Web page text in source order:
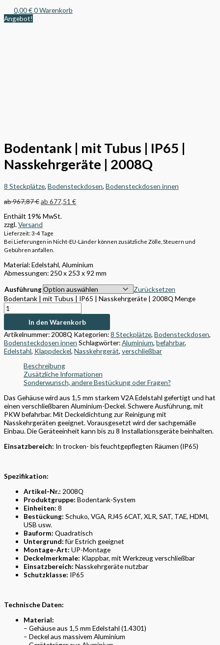
0,00€0Warenkorb
Angebot!
Bodentank | mit Tubus | IP65 |
Nasskehrgeräte | 2008Q
8 Steckplätze, Bodensteckdosen, Bodensteckdosen innen
ab967,87€ab 677,51 €
Enthält 19% MwSt.
zzgl.Versand
Lieferzeit: 3-4 Tage
Bei Lieferungen in Nicht-EU-Länder können zusätzliche Zölle, Steuern und
Gebühren anfallen.
Material:Edelstahl, Aluminium
Abmessungen: 250 x 253 x 92 mm
Ausführung
Zurücksetzen
Bodentank | mit Tubus | IP65 | Nasskehrgeräte | 2008Q Menge
In den Warenkorb
Artikelnummer: 2008Q Kategorien:8 Steckplätze, Bodensteckdosen,
Bodensteckdosen innen Schlagwörter:Aluminium, befahrbar,
Edelstahl, Klappdeckel, Nasskehrgerät, verschließbar
Beschreibung
Zusätzliche Informationen
Sonderwunsch, andere Bestückung oder Fragen?
Das Gehäuse wird aus 1,5 mm starkem V2A Edelstahl gefertigt und hat
einen verschließbaren Aluminium-Deckel. Schwere Ausführung, mit
PKW befahrbar. Mit Deckeldichtung zur Reinigung mit
Nasskehrgeräten geeignet. Vorausgesetzt wird der sachgemäße
Einbau. Die Geräteeinheit kann bis zu 8 Installationsgeräte beinhalten.
Einsatzbereich: In trocken- bis feuchtgepflegten Räumen (IP65)
Spezifikation:
Artikel-Nr.: 2008Q
Produktgruppe: Bodentank-System
Einheiten: 8
Bestückung: Schuko, VGA, RJ45 6CAT, XLR, SAT, TAE, HDMI,
USB usw.
Bauform: Quadratisch
Untergrund:für Estrich geeignet
Montage-Art: UP-Montage
Deckelmerkmale: Klappbar, mit Werkzeug verschließbar
Einsatzbereich: Nasskehrgeräte nutzbar
Schutzklasse: IP65
Technische Daten:
Material:
– Gehäuse aus 1,5 mm Edelstahl (1.4301)
– Deckel aus massivem Aluminium